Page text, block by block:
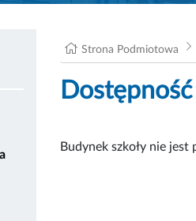
Strona Podmiotowa
Budynek szkoły nie